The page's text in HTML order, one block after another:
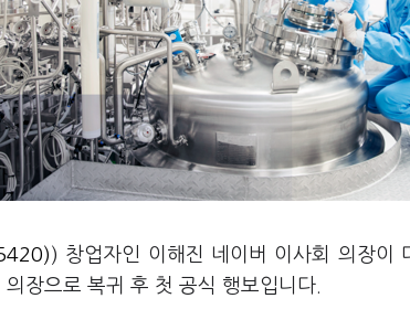
) 창업자인 이해진 네이버 이사회 의장이
장으로 복귀 후 첫 공식 행보입니다.